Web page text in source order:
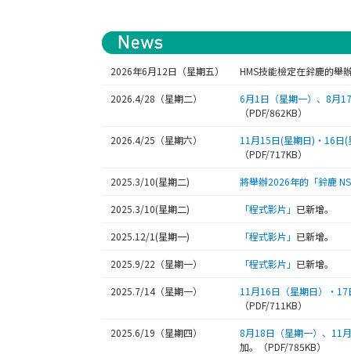
2026年6月12日（星期五） HMS技能檢定在鈴鹿的舉
2026.4/28（星期二）
6月1日（星期一）、8月
（PDF/862KB）
2026.4/25（星期六）
11月15日(星期日)・16日
（PDF/717KB）
2025.3/10(星期二) 將舉辦2026年的「鈴鹿
2025.3/10(星期二) 「程式影片」 已新增。
2025.12/1(星期一) 「程式影片」 已新增。
2025.9/22（星期一） 「程式影片」 已新增。
2025.7/14（星期一）
11月16日（星期日）・
（PDF/711KB）
2025.6/19（星期四）
8月18日（星期一）、11
加。（PDF/785KB）